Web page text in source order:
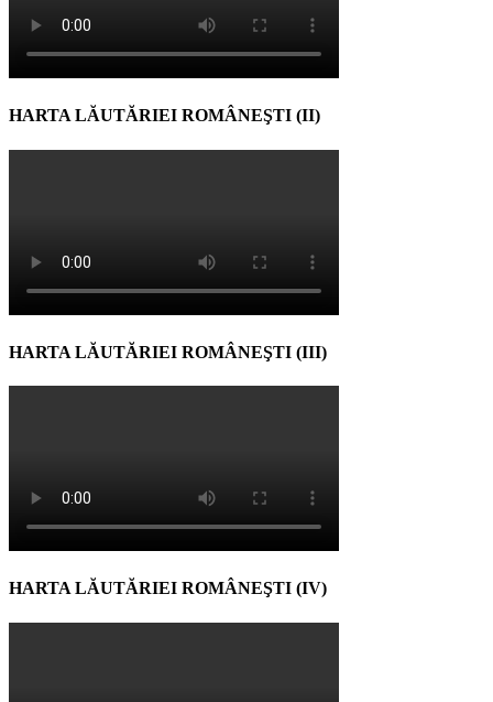
HARTA LĂUTĂRIEI ROMÂNEŞTI (II)
HARTA LĂUTĂRIEI ROMÂNEŞTI (III)
HARTA LĂUTĂRIEI ROMÂNEŞTI (IV)